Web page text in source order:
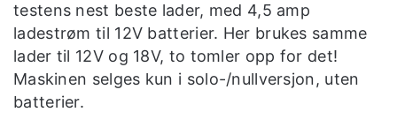
testens nest beste lader, med 4,5 amp
ladestrøm til 12V batterier. Her brukes samme
lader til 12V og 18V, to tomler opp for det!
Maskinen selges kun i solo-/nullversjon, uten
batterier.